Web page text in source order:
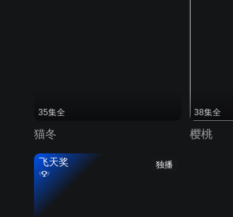
35集全
猫冬
38集全
樱桃
独播
飞天奖